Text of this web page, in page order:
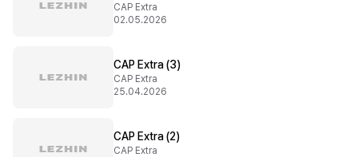
CAP Extra
02.05.2026
CAP Extra (3)
CAP Extra
25.04.2026
CAP Extra (2)
CAP Extra